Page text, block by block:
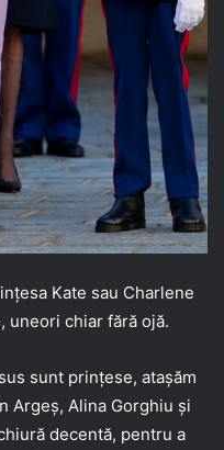
Kate sau Charlene
uneori chiar fără ojă.
sunt prințese, atașăm
Argeș, Alina Gorghiu și
decentă, pentru a